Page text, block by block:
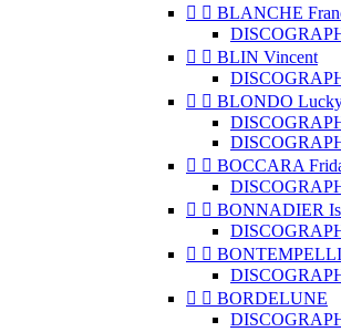
  BLANCHE
  BLIN Vincent
  BLONDO
  BOCCARA
  BONNADIER
 
  BORDELUNE